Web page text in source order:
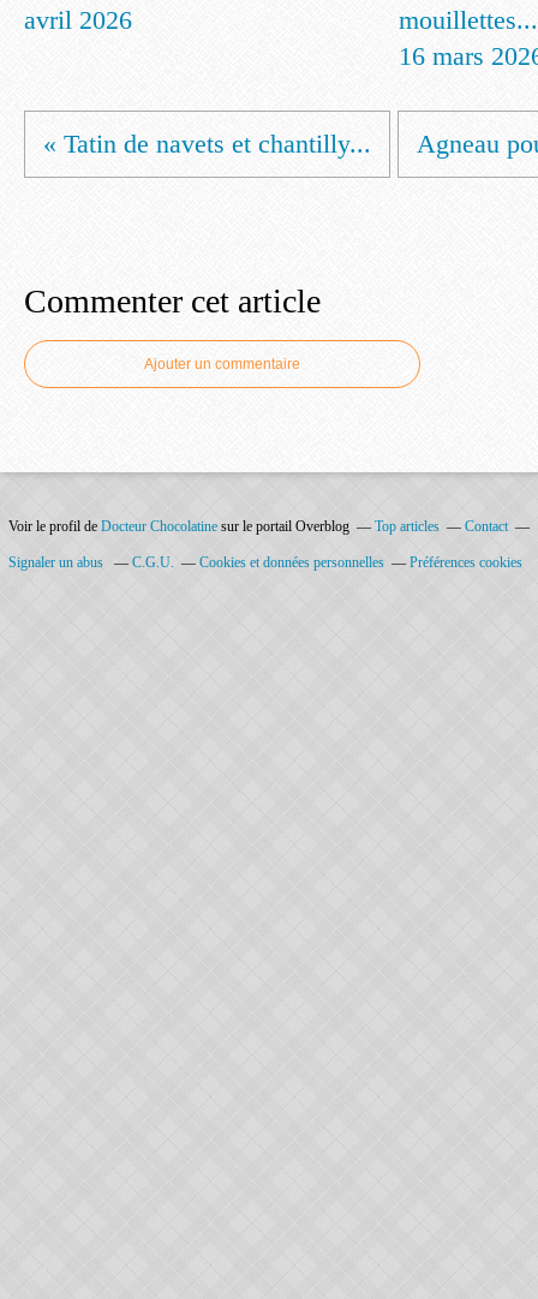
avril 2026
16 mars
« Tatin de navets et chantilly... Agneau
Commenter cet article
Ajouter un commentaire
Voir le profil de Docteur Chocolatine sur le portail Overblog Top articles Contact
Signaler un abus C.G.U. Cookies et données personnelles Préférences cookies